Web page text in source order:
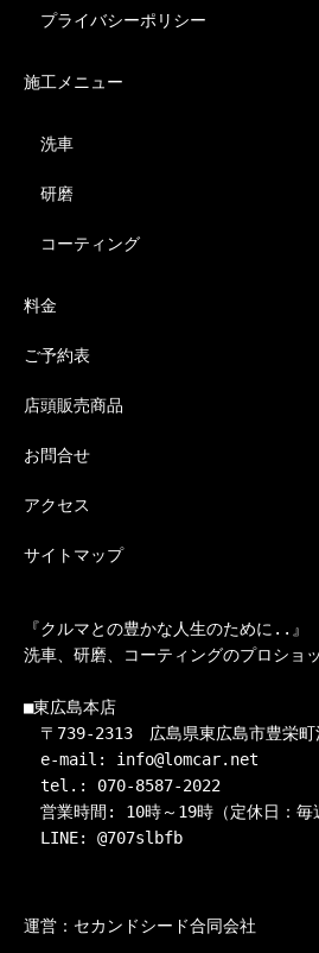
プライバシーポリシー
施工メニュー
洗車
研磨
コーティング
料金
ご予約表
店頭販売商品
お問合せ
アクセス
サイトマップ
『クルマとの豊かな人生のために..』
洗車、研磨、コーティングのプロショ
■東広島本店
〒739-2313　広島県東広島市豊栄町
e-mail: info@lomcar.net
tel.: 070-8587-2022
営業時間: 10時～19時（定休日：毎
LINE: @707slbfb
運営：セカンドシード合同会社